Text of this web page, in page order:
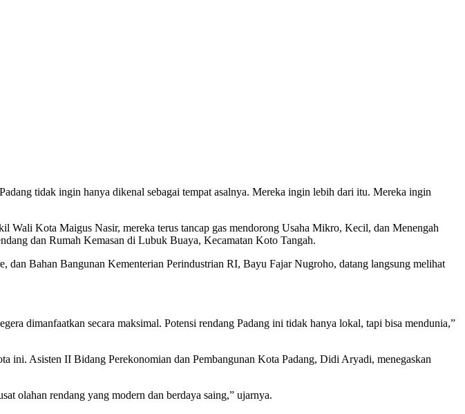
tidak ingin hanya dikenal sebagai tempat asalnya. Mereka ingin lebih dari itu. Mereka ingin
Kota Maigus Nasir, mereka terus tancap gas mendorong Usaha Mikro, Kecil, dan Menengah
dan Rumah Kemasan di Lubuk Buaya, Kecamatan Koto Tangah.
Bahan Bangunan Kementerian Perindustrian RI, Bayu Fajar Nugroho, datang langsung melihat
dimanfaatkan secara maksimal. Potensi rendang Padang ini tidak hanya lokal, tapi bisa mendunia,”
ini. Asisten II Bidang Perekonomian dan Pembangunan Kota Padang, Didi Aryadi, menegaskan
olahan rendang yang modern dan berdaya saing,” ujarnya.